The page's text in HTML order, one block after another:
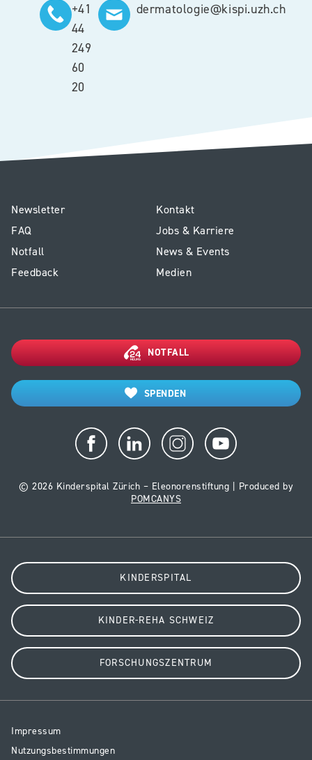
+41
44
249
60
20
dermatologie@kispi.uzh.ch
E1
-
Footer
Kinderspital
Newsletter
FAQ
Notfall
Feedback
Service
Kinderspital
Kontakt
Jobs & Karriere
News & Events
Medien
NOTFALL
SPENDEN
© 2026 Kinderspital Zürich – Eleonorenstiftung | Produced by
POMCANYS
KINDERSPITAL
KINDER-REHA SCHWEIZ
FORSCHUNGSZENTRUM
Resp
Legal
Impressum
Nutzungsbestimmungen